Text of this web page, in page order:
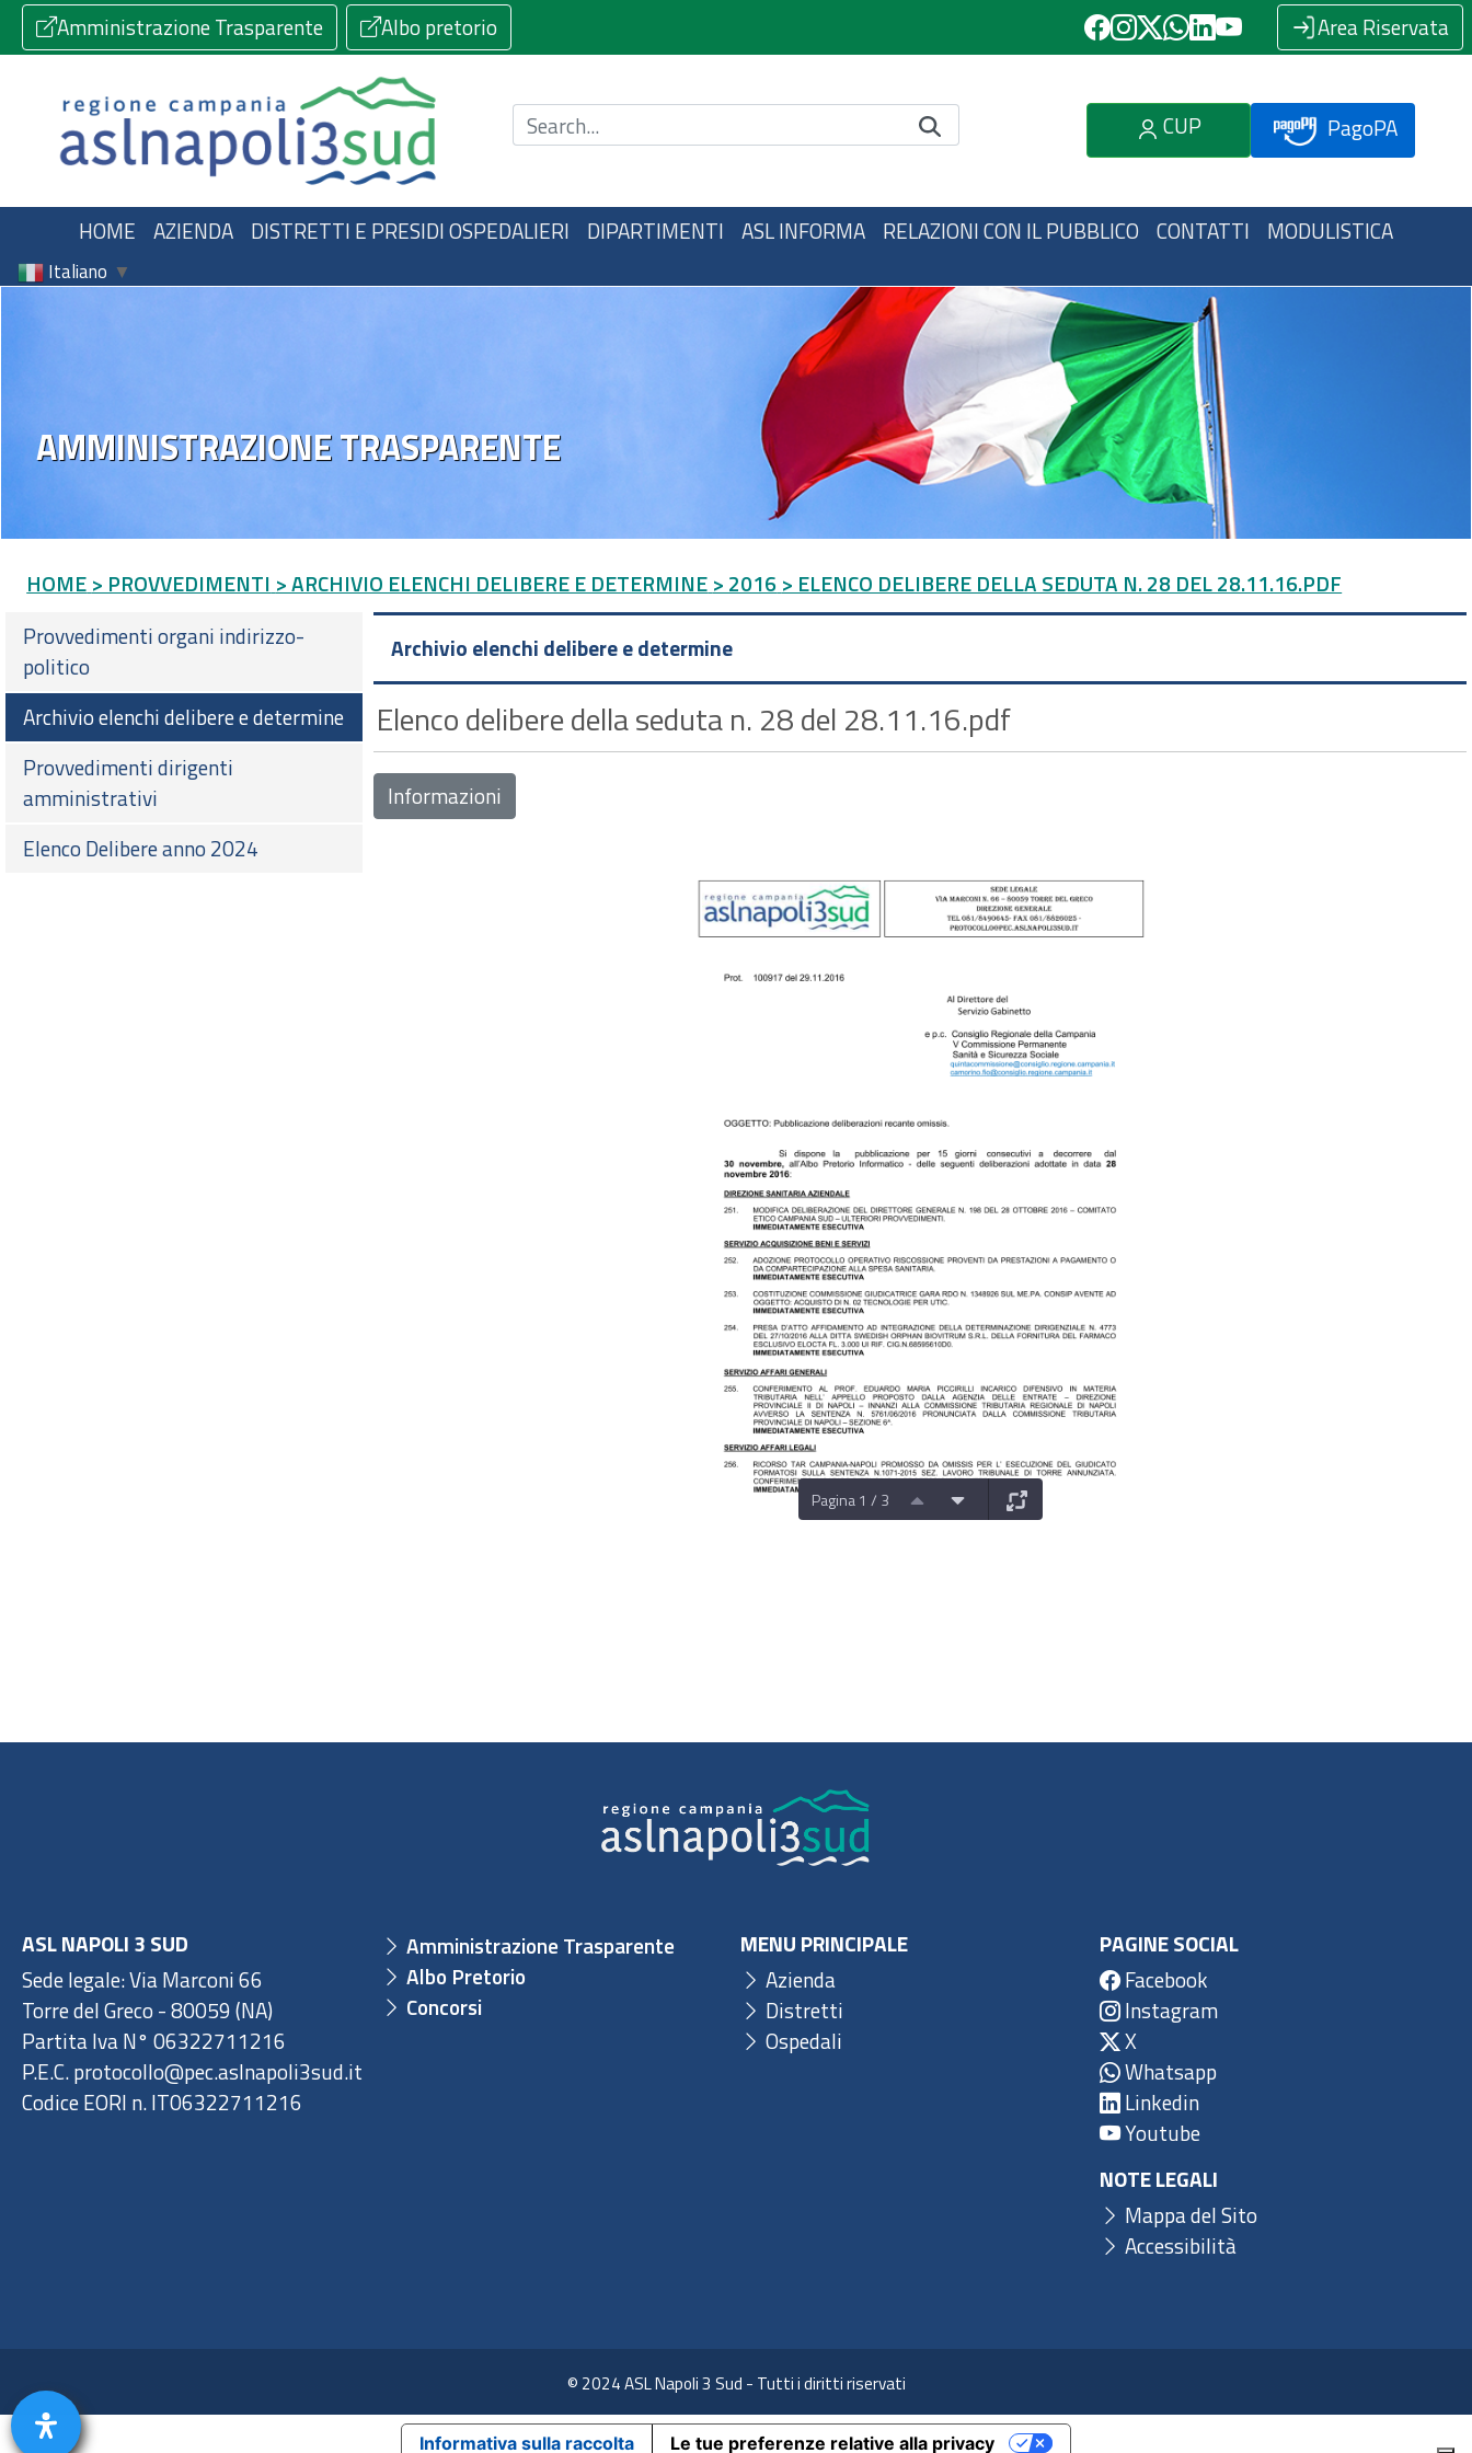
Amministrazione Trasparente Albo pretorio Area Riservata
Cerca nel sito CUP PagoPA
HOME AZIENDA DISTRETTI E PRESIDI OSPEDALIERI DIPARTIMENTI ASL INFORMA RELAZIONI CON IL PUBBLICO CONTATTI MODULISTICA
Italiano ▼
AMMINISTRAZIONE TRASPARENTE
HOME > PROVVEDIMENTI > ARCHIVIO ELENCHI DELIBERE E DETERMINE > 2016 > ELENCO DELIBERE DELLA SEDUTA N. 28 DEL 28.11.16.PDF
Provvedimenti organi indirizzo-
politico
Archivio elenchi delibere e determine
Provvedimenti dirigenti
amministrativi
Elenco Delibere anno 2024
Archivio elenchi delibere e determine
Elenco delibere della seduta n. 28 del 28.11.16.pdf
Informazioni
Pagina 1 / 3
ASL NAPOLI 3 SUD
Sede legale: Via Marconi 66
Torre del Greco - 80059 (NA)
Partita Iva N° 06322711216
P.E.C. protocollo@pec.aslnapoli3sud.it
Codice EORI n. IT06322711216
Amministrazione Trasparente
Albo Pretorio
Concorsi
MENU PRINCIPALE
Azienda
Distretti
Ospedali
PAGINE SOCIAL
Facebook
Instagram
X
Whatsapp
Linkedin
Youtube
NOTE LEGALI
Mappa del Sito
Accessibilità
© 2024 ASL Napoli 3 Sud - Tutti i diritti riservati
Informativa sulla raccolta Le tue preferenze relative alla privacy